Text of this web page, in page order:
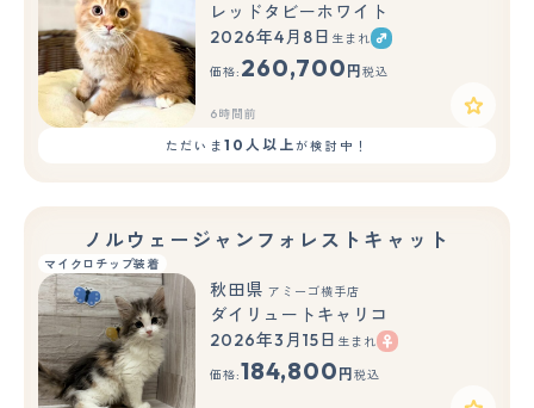
レッドタビーホワイト
2026年4月8日 生まれ
価格: 260,700 円 税込
6時間前
ただいま 10人以上が検討中！
ノルウェージャンフォレストキャット
マイクロチップ装着
秋田県 アミーゴ横手店
ダイリュートキャリコ
2026年3月15日 生まれ
価格:184,800 円 税込